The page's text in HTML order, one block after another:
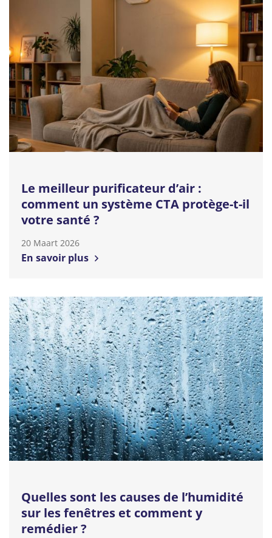
Le meilleur purificateur d’air :
comment un système CTA protège-t-il
votre santé ?
20 Maart 2026
En savoir plus
Quelles sont les causes de l’humidité
sur les fenêtres et comment y
remédier ?